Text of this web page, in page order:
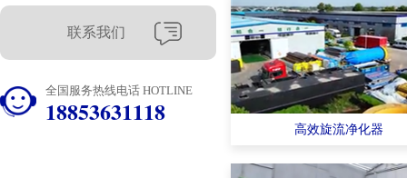
联系我们
全国服务热线电话 HOTLINE
18853631118
高效旋流净化器